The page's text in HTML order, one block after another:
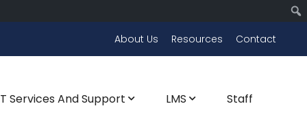
About Us Resources Contact
Services And Support LMS Staff